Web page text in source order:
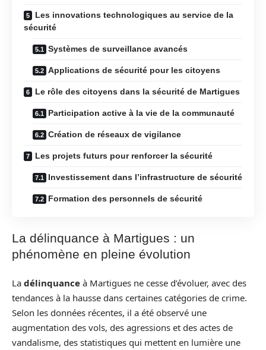
Les innovations technologiques au service de la
sécurité
Systèmes de surveillance avancés
Applications de sécurité pour les citoyens
Le rôle des citoyens dans la sécurité de Martigues
Participation active à la vie de la communauté
Création de réseaux de vigilance
Les projets futurs pour renforcer la sécurité
Investissement dans l’infrastructure de sécurité
Formation des personnels de sécurité
La délinquance à Martigues : un
phénomène en pleine évolution
La délinquance à Martigues ne cesse d’évoluer, avec des
tendances à la hausse dans certaines catégories de crime.
Selon les données récentes, il a été observé une
augmentation des vols, des agressions et des actes de
vandalisme, des statistiques qui mettent en lumière une